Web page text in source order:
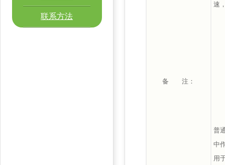
联系方法
备 注：
速
普
中
用